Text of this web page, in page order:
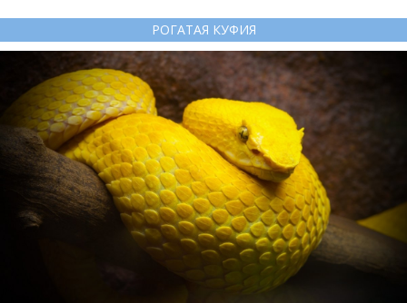
РОГАТАЯ КУФИЯ